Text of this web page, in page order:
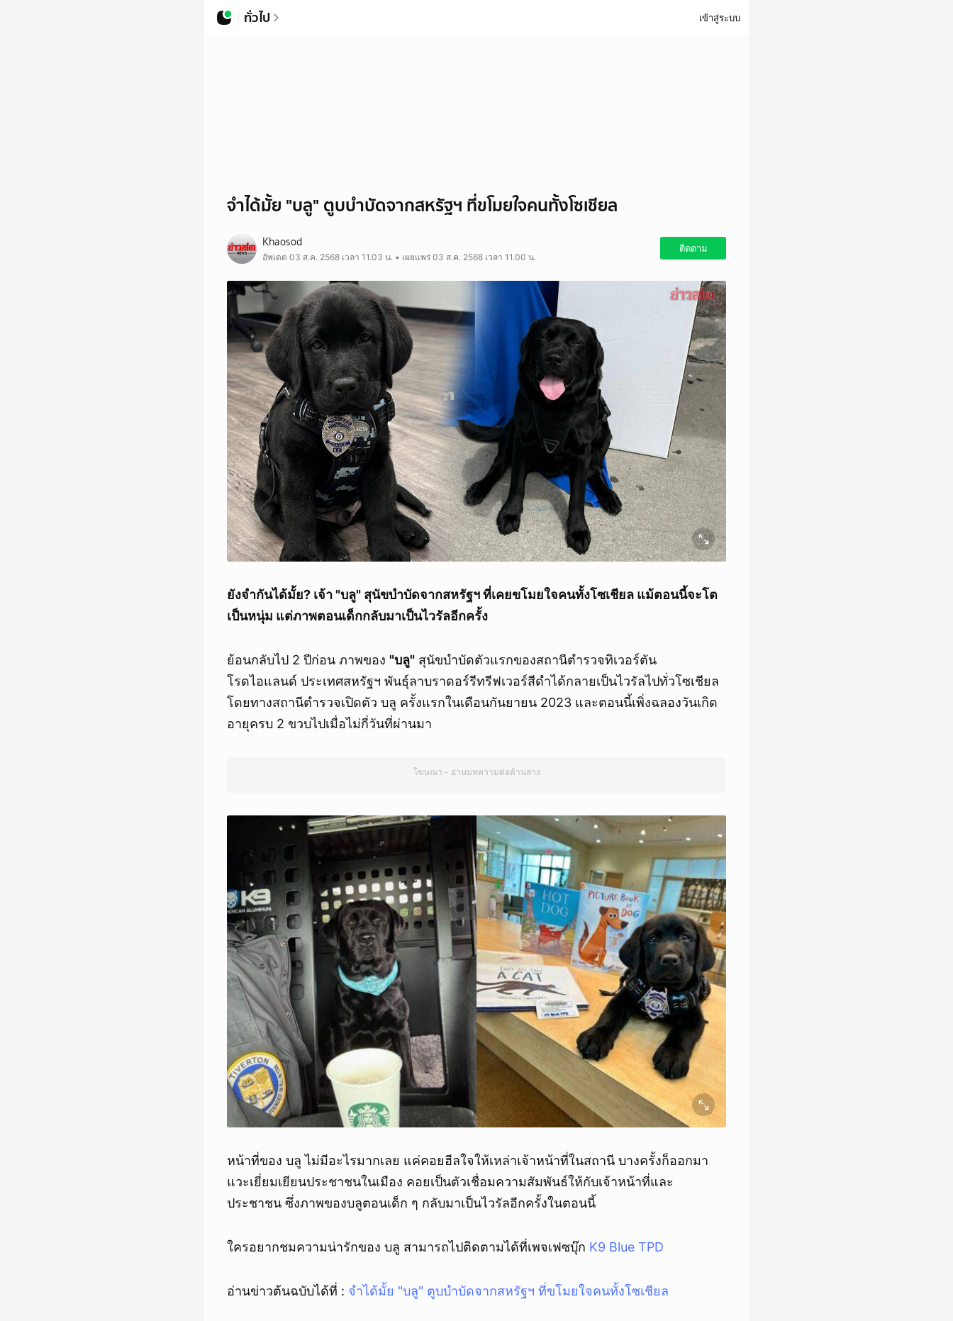
ทั่วไป เข้าสู่ระบบ
จำได้มั้ย "บลู" ตูบบำบัดจากสหรัฐฯ ที่ขโมยใจคนทั้งโซเชียล
Khaosod
อัพเดต 03 ส.ค. 2568 เวลา 11.03 น. • เผยแพร่ 03 ส.ค. 2568 เวลา 11.00 น.
ติดตาม
ยังจำกันได้มั้ย? เจ้า "บลู" สุนัขบำบัดจากสหรัฐฯ ที่เคยขโมยใจคนทั้งโซเชียล แม้ตอนนี้จะโต
เป็นหนุ่ม แต่ภาพตอนเด็กกลับมาเป็นไวรัลอีกครั้ง
ย้อนกลับไป 2 ปีก่อน ภาพของ "บลู" สุนัขบำบัดตัวแรกของสถานีตำรวจทิเวอร์ตัน
โรดไอแลนด์ ประเทศสหรัฐฯ พันธุ์ลาบราดอร์รีทรีฟเวอร์สีดำได้กลายเป็นไวรัลไปทั่วโซเชียล
โดยทางสถานีตำรวจเปิดตัว บลู ครั้งแรกในเดือนกันยายน 2023 และตอนนี้เพิ่งฉลองวันเกิด
อายุครบ 2 ขวบไปเมื่อไม่กี่วันที่ผ่านมา
โฆษณา - อ่านบทความต่อด้านล่าง
หน้าที่ของ บลู ไม่มีอะไรมากเลย แค่คอยฮีลใจให้เหล่าเจ้าหน้าที่ในสถานี บางครั้งก็ออกมา
แวะเยี่ยมเยียนประชาชนในเมือง คอยเป็นตัวเชื่อมความสัมพันธ์ให้กับเจ้าหน้าที่และ
ประชาชน ซึ่งภาพของบลูตอนเด็ก ๆ กลับมาเป็นไวรัลอีกครั้งในตอนนี้
ใครอยากชมความน่ารักของ บลู สามารถไปติดตามได้ที่เพจเฟซบุ๊ก K9 Blue TPD
อ่านข่าวต้นฉบับได้ที่ : จำได้มั้ย "บลู" ตูบบำบัดจากสหรัฐฯ ที่ขโมยใจคนทั้งโซเชียล